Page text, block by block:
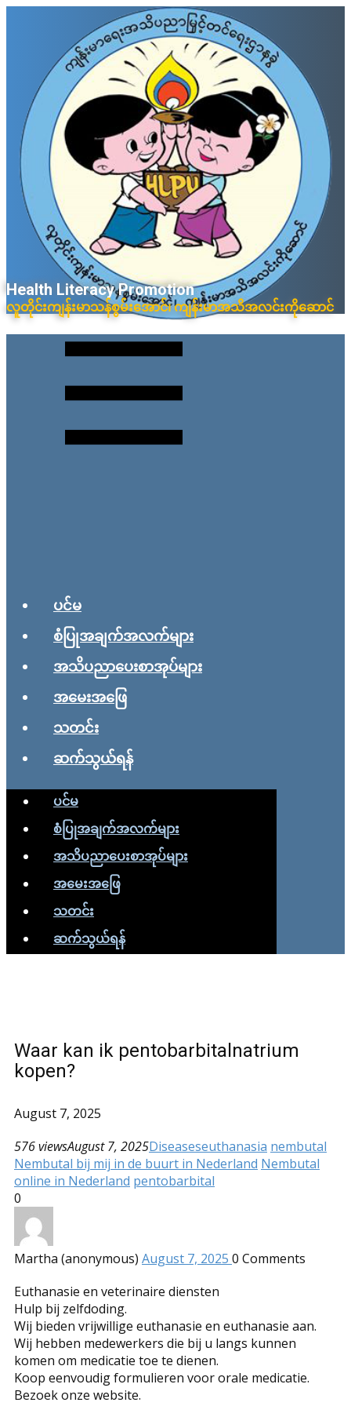
Health Litera​cy ​Promotion
လူတိုင်းကျန်းမာသန်စွမ်းအောင်၊ ကျန်းမာအသိအလင်းကိုဆောင်
ပင်မ
စံပြုအချက်အလက်များ
အသိပညာပေးစာအုပ်များ
အမေးအဖြေ
သတင်း
ဆက်သွယ်ရန်
ပင်မ
စံပြုအချက်အလက်များ
အသိပညာပေးစာအုပ်များ
အမေးအဖြေ
သတင်း
ဆက်သွယ်ရန်
Waar kan ik pentobarbitalnatrium
kopen?
August 7, 2025
576 viewsAugust 7, 2025Diseaseseuthanasia nembutal
Nembutal bij mij in de buurt in Nederland Nembutal
online in Nederland pentobarbital
0
Martha (anonymous) August 7, 2025 0 Comments
Euthanasie en veterinaire diensten
Hulp bij zelfdoding.
Wij bieden vrijwillige euthanasie en euthanasie aan.
Wij hebben medewerkers die bij u langs kunnen
komen om medicatie toe te dienen.
Koop eenvoudig formulieren voor orale medicatie.
Bezoek onze website.